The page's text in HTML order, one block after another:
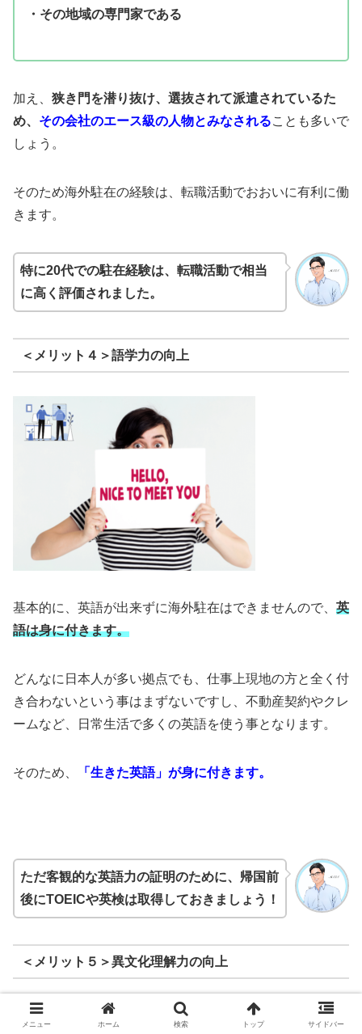
・その地域の専門家である
加え、 狭き門を潜り抜け、選抜されて派遣されているた
め、 その会社のエース級の人物とみなされることも多いで
しょう。
そのため海外駐在の経験は、転職活動でおおいに有利に働
きます。
特に20代での駐在経験は、転職活動で相当
に高く評価されました。
＜メリット４＞語学力の向上
基本的に、英語が出来ずに海外駐在はできませんので、 英
語は身に付きます。
どんなに日本人が多い拠点でも、仕事上現地の方と全く付
き合わないという事はまずないですし、不動産契約やクレ
ームなど、日常生活で多くの英語を使う事となります。
そのため、 「生きた英語」が身に付きます。
ただ客観的な英語力の証明のために、帰国前
後にTOEICや英検は取得しておきましょう！
＜メリット５＞異文化理解力の向上
メニュー ホーム 検索 トップ サイドバー